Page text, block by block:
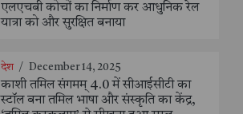
एलएचबी कोचों का निर्माण कर आधुनिक रेल
यात्रा को और सुरक्षित बनाया
देश / December 14, 2025
काशी तमिल संगमम् 4.0 में सीआईसीटी का
स्टॉल बना तमिल भाषा और संस्कृति का केंद्र,